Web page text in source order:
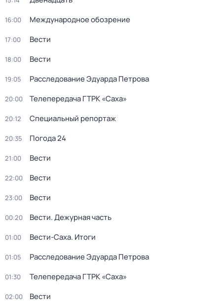
16:00 Международное обозрение
17:00 Вести
18:00 Вести
19:05 Расследование Эдуарда Петрова
20:00 Телепередача ГТРК «Саха»
20:12 Специальный репортаж
20:35 Погода 24
21:00 Вести
22:00 Вести
23:00 Вести
00:20 Вести. Дежурная часть
01:00 Вести-Саха. Итоги
01:05 Расследование Эдуарда Петрова
01:30 Телепередача ГТРК «Саха»
02:00 Вести